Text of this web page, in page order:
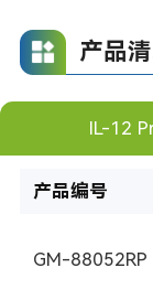
产品
IL-12
产品编号
GM-88052RP